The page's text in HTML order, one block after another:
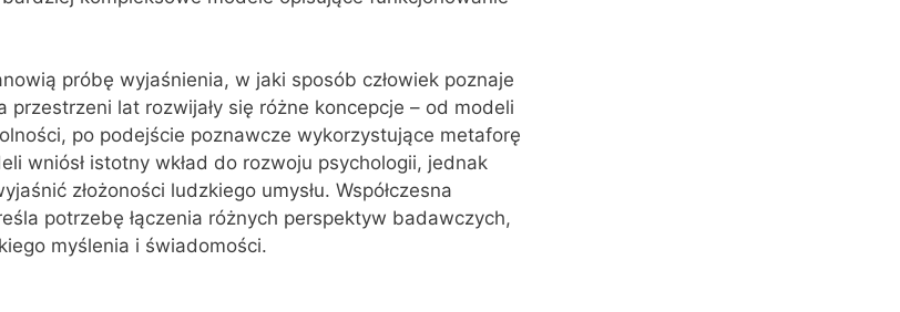
próbę wyjaśnienia, w jaki sposób człowiek poznaje
lat rozwijały się różne koncepcje – od modeli
po podejście poznawcze wykorzystujące metaforę
wniósł istotny wkład do rozwoju psychologii, jednak
złożoności ludzkiego umysłu. Współczesna
potrzebę łączenia różnych perspektyw badawczych,
myślenia i świadomości.